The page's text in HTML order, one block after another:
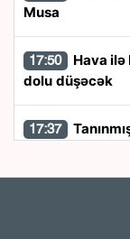
Musa
17:50
dolu düşəcək
17:37